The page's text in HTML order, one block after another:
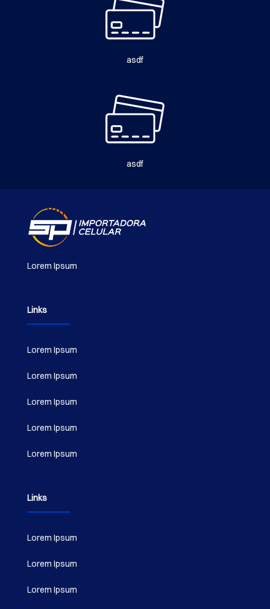
asdf
asdf
Lorem Ipsum
Links
Lorem Ipsum
Lorem Ipsum
Lorem Ipsum
Lorem Ipsum
Lorem Ipsum
Links
Lorem Ipsum
Lorem Ipsum
Lorem Ipsum